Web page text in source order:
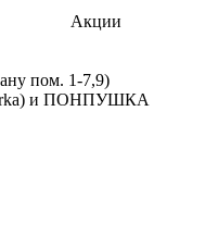
Акции
пом. 1-7,9)
и ПОНПУШКА